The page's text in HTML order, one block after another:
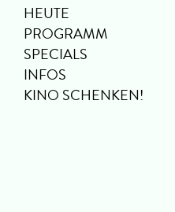
HEUTE
PROGRAMM
SPECIALS
INFOS
KINO SCHENKEN!